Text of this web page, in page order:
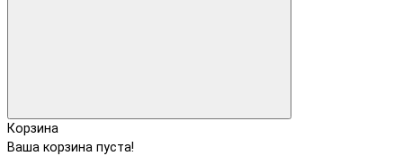
Корзина
Ваша корзина пуста!